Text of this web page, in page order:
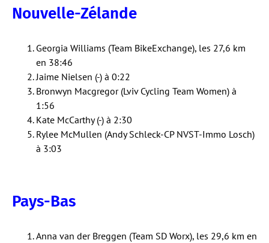
Nouvelle-Zélande
Georgia Williams (Team BikeExchange), les 27,6 km
en 38:46
Jaime Nielsen (-) à 0:22
Bronwyn Macgregor (Lviv Cycling Team Women) à
1:56
Kate McCarthy (-) à 2:30
Rylee McMullen (Andy Schleck-CP NVST-Immo Losch)
à 3:03
Pays-Bas
Anna van der Breggen (Team SD Worx), les 29,6 km en